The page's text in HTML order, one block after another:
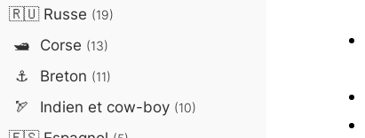
🇷🇺Russe (19)
🛥️ Corse (13)
⚓ Breton (11)
🏹 Indien et cow-boy (10)